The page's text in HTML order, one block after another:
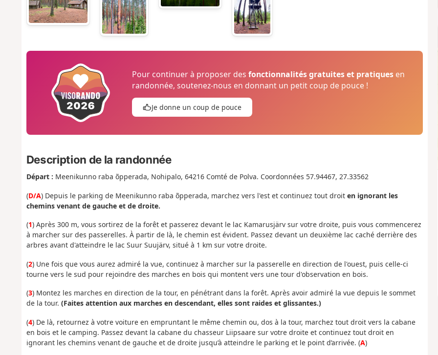
Pour continuer à proposer desfonctionnalités gratuites et pratiques en
randonnée, soutenez-nous en donnant un petit coup de pouce !
Je donne un coup de pouce
Description de la randonnée
Départ : Meenikunno raba õpperada, Nohipalo, 64216 Comté de Polva. Coordonnées 57.94467, 27.33562
(D/A) Depuis le parking de Meenikunno raba õpperada, marchez vers l'est et continuez tout droit en ignorant les
chemins venant de gauche et de droite.
(1) Après 300 m, vous sortirez de la forêt et passerez devant le lac Kamarusjärv sur votre droite, puis vous commencerez
à marcher sur des passerelles. À partir de là, le chemin est évident. Passez devant un deuxième lac caché derrière des
arbres avant d'atteindre le lac Suur Suujärv, situé à 1 km sur votre droite.
(2) Une fois que vous aurez admiré la vue, continuez à marcher sur la passerelle en direction de l'ouest, puis celle-ci
tourne vers le sud pour rejoindre des marches en bois qui montent vers une tour d'observation en bois.
(3) Montez les marches en direction de la tour, en pénétrant dans la forêt. Après avoir admiré la vue depuis le sommet
de la tour. (Faites attention aux marches en descendant, elles sont raides et glissantes.)
(4) De là, retournez à votre voiture en empruntant le même chemin ou, dos à la tour, marchez tout droit vers la cabane
en bois et le camping. Passez devant la cabane du chasseur Liipsaare sur votre droite et continuez tout droit en
ignorant les chemins venant de gauche et de droite jusqu’à atteindre le parking et le point d’arrivée. (A)